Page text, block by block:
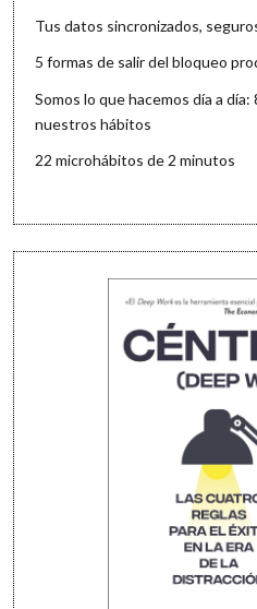
Tus datos sincronizados,
5 formas de salir del bloqueo
Somos lo que hacemos día a
nuestros hábitos
22 microhábitos de 2 minutos